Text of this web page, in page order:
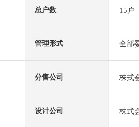
总户数 15户
管理形式 全部
分售公司 株式
设计公司 株式